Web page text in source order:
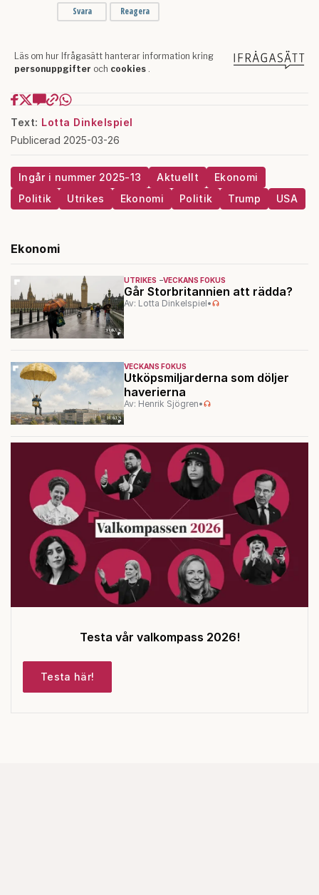
Text: Lotta Dinkelspiel
Publicerad 2025-03-26
Ingår i nummer 2025-13 Aktuellt
Ekonomi
Politik
Utrikes Ekonomi Politik Trump USA
Ekonomi
UTRIKES VECKANS FOKUS
Går Storbritannien att rädda?
Av: Lotta Dinkelspiel•
VECKANS FOKUS
Utköpsmiljarderna som döljer
haverierna
Av: Henrik Sjögren•
Testa vår valkompass 2026!
Testa här!